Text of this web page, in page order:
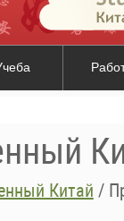
Китай /